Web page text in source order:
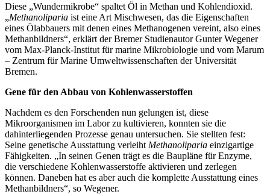
Diese „Wundermikrobe“ spaltet Öl in Methan und Kohlendioxid.
„Methanoliparia ist eine Art Mischwesen, das die Eigenschaften
eines Ölabbauers mit denen eines Methanogenen vereint, also eines
Methanbildners“, erklärt der Bremer Studienautor Gunter Wegener
vom Max-Planck-Institut für marine Mikrobiologie und vom Marum
– Zentrum für Marine Umweltwissenschaften der Universität
Bremen.
Gene für den Abbau von Kohlenwasserstoffen
Nachdem es den Forschenden nun gelungen ist, diese
Mikroorganismen im Labor zu kultivieren, konnten sie die
dahinterliegenden Prozesse genau untersuchen. Sie stellten fest:
Seine genetische Ausstattung verleiht Methanoliparia einzigartige
Fähigkeiten. „In seinen Genen trägt es die Baupläne für Enzyme,
die verschiedene Kohlenwasserstoffe aktivieren und zerlegen
können. Daneben hat es aber auch die komplette Ausstattung eines
Methanbildners“, so Wegener.